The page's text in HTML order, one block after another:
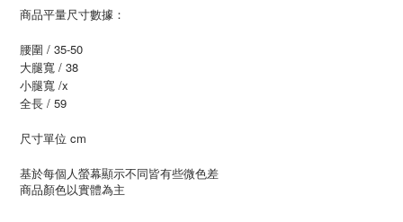
商品平量尺寸數據：
腰圍 / 35-50
大腿寬 / 38
小腿寬 /x
全長 / 59
尺寸單位 cm
基於每個人螢幕顯示不同皆有些微色差
商品顏色以實體為主